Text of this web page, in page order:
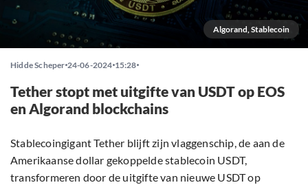
Algorand, Stablecoin
Hidde Scheper 24-06-2024 15:28
Tether stopt met uitgifte van USDT op EOS
en Algorand blockchains
Stablecoingigant Tether blijft zijn vlaggenschip, de aan de
Amerikaanse dollar gekoppelde stablecoin USDT,
transformeren door de uitgifte van nieuwe USDT op